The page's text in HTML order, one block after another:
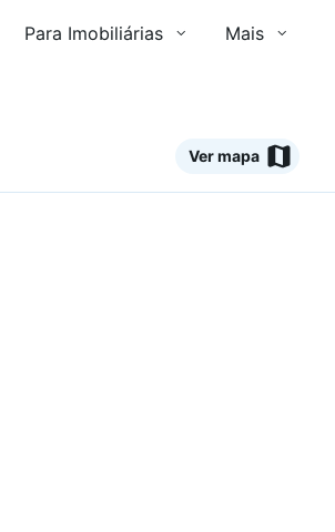
Para Imobiliárias Mais
Ver mapa